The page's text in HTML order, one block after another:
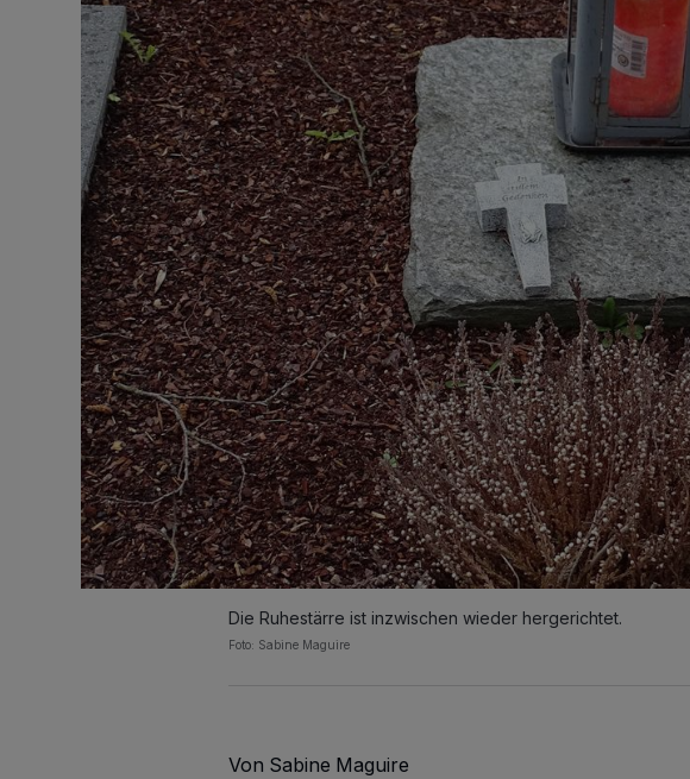
Die Ruhestärre ist inzwischen wieder hergerichtet.
Foto: Sabine Maguire
Von Sabine Maguire